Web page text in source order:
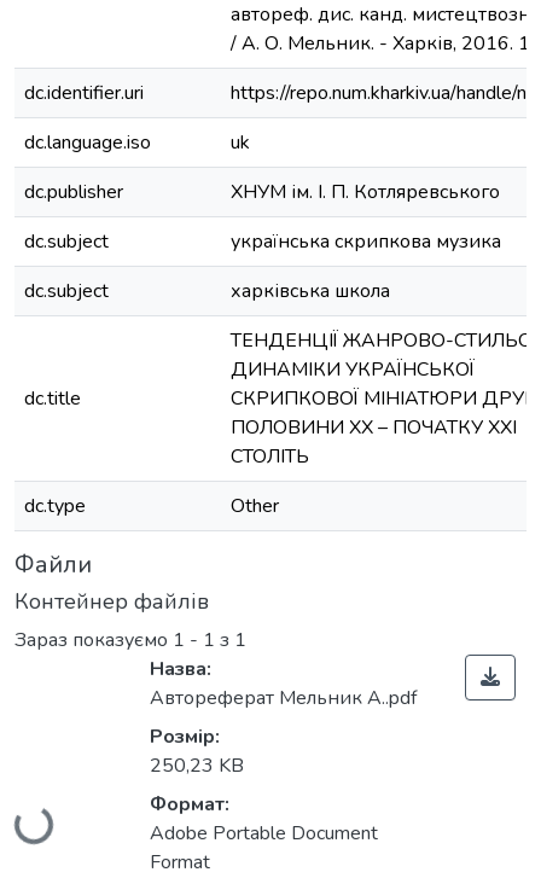
автореф. дис. канд.
/ А. О. Мельник. - Харків, 2016.
dc.identifier.uri
https://repo.num.kharkiv.ua/handle/
dc.language.iso
uk
dc.publisher
ХНУМ ім. І. П. Котляревського
dc.subject
українська скрипкова музика
dc.subject
харківська школа
dc.title
ТЕНДЕНЦІЇ ЖАНРОВО-
ДИНАМІКИ УКРАЇНСЬКОЇ
СКРИПКОВОЇ МІНІАТЮРИ
ПОЛОВИНИ ХХ – ПОЧАТКУ ХХІ
СТОЛІТЬ
dc.type
Other
Файли
Контейнер файлів
Зараз показуємо 1 - 1 з 1
Вантажиться...
Назва:
Автореферат Мельник А..pdf
Розмір:
250,23 KB
Формат:
Adobe Portable Document
Format